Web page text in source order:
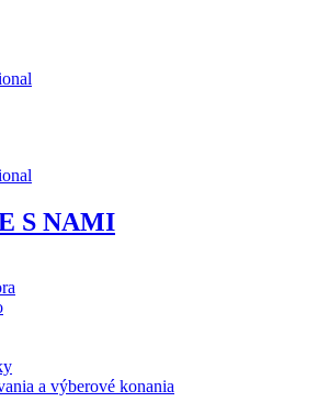
S NAMI
a výberové konania